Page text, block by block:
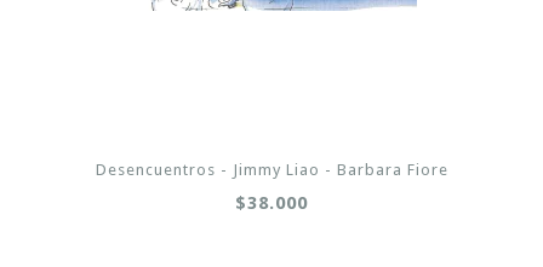
Desencuentros - Jimmy Liao - Barbara Fiore
$38.000